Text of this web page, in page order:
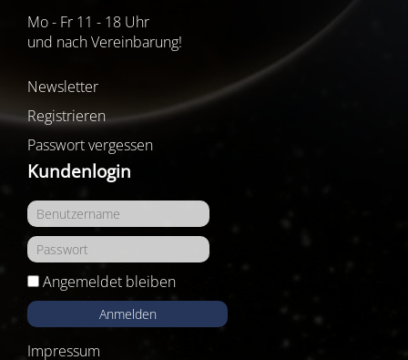
Mo - Fr 11 - 18 Uhr
und nach Vereinbarung!
Newsletter
Registrieren
Passwort vergessen
Kundenlogin
Angemeldet bleiben
Anmelden
Impressum